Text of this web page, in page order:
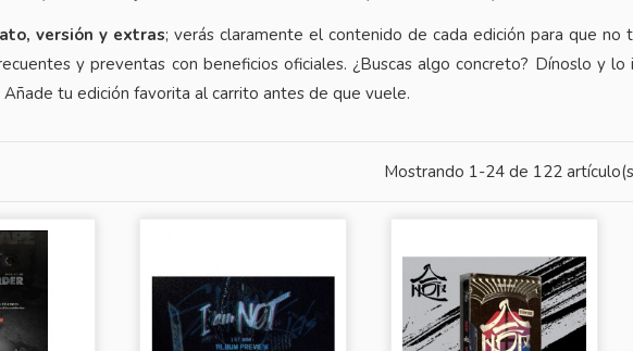
versión y extras; verás claramente el contenido de cada edición para que
y preventas con beneficios oficiales. ¿Buscas algo concreto? Dínoslo y
Añade tu edición favorita al carrito antes de que vuele.
Mostrando 1-24 de 122